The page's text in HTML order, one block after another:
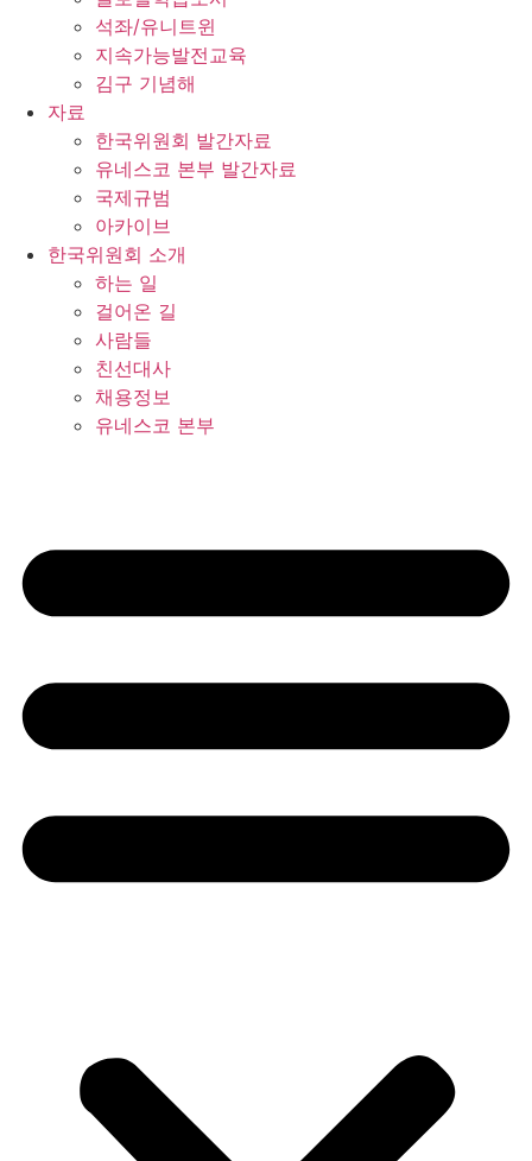
석좌/유니트윈
지속가능발전교육
김구 기념해
자료
한국위원회 발간자료
유네스코 본부 발간자료
국제규범
아카이브
한국위원회 소개
하는 일
걸어온 길
사람들
친선대사
채용정보
유네스코 본부